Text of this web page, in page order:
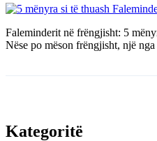
Faleminderit në frëngjisht: 5
Nëse po mëson frëngjisht, një
Kategoritë